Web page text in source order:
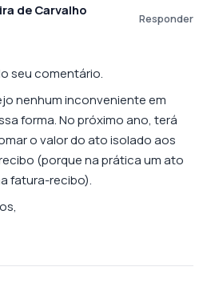
de Carvalho
Responder
seu comentário.
nenhum inconveniente em
forma. No próximo ano, terá
o valor do ato isolado aos
(porque na prática um ato
fatura-recibo).